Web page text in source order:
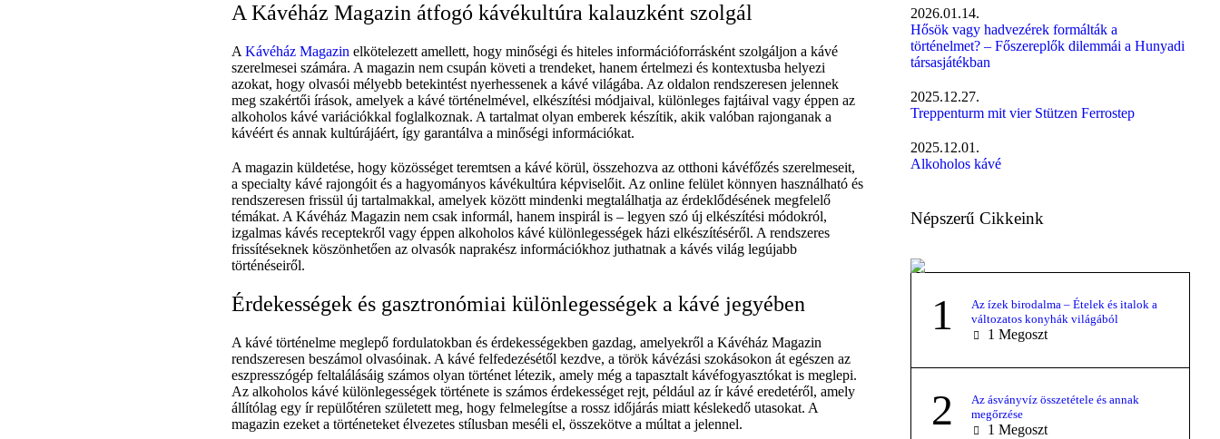
A Kávéház Magazin átfogó kávékultúra kalauzként szolgál
AKávéház Magazin elkötelezett amellett, hogy minőségi és hiteles információforrásként szolgáljon a kávé
szerelmesei számára. A magazin nem csupán követi a trendeket, hanem értelmezi és kontextusba helyezi
azokat, hogy olvasói mélyebb betekintést nyerhessenek a kávé világába. Az oldalon rendszeresen jelennek
meg szakértői írások, amelyek a kávé történelmével, elkészítési módjaival, különleges fajtáival vagy éppen az
alkoholos kávé variációkkal foglalkoznak. A tartalmat olyan emberek készítik, akik valóban rajonganak a
kávéért és annak kultúrájáért, így garantálva a minőségi információkat.
A magazin küldetése, hogy közösséget teremtsen a kávé körül, összehozva az otthoni kávéfőzés szerelmeseit,
a specialty kávé rajongóit és a hagyományos kávékultúra képviselőit. Az online felület könnyen használható és
rendszeresen frissül új tartalmakkal, amelyek között mindenki megtalálhatja az érdeklődésének megfelelő
témákat. A Kávéház Magazin nem csak informál, hanem inspirál is – legyen szó új elkészítési módokról,
izgalmas kávés receptekről vagy éppen alkoholos kávé különlegességek házi elkészítéséről. A rendszeres
frissítéseknek köszönhetően az olvasók naprakész információkhoz juthatnak a kávés világ legújabb
történéseiről.
Érdekességek és gasztronómiai különlegességek a kávé jegyében
A kávé történelme meglepő fordulatokban és érdekességekben gazdag, amelyekről a Kávéház Magazin
rendszeresen beszámol olvasóinak. A kávé felfedezésétől kezdve, a török kávézási szokásokon át egészen az
eszpresszógép feltalálásáig számos olyan történet létezik, amely még a tapasztalt kávéfogyasztókat is meglepi.
Az alkoholos kávé különlegességek története is számos érdekességet rejt, például az ír kávé eredetéről, amely
állítólag egy ír repülőtéren született meg, hogy felmelegítse a rossz időjárás miatt késlekedő utasokat. A
magazin ezeket a történeteket élvezetes stílusban meséli el, összekötve a múltat a jelennel.
2026.01.14.
Hősök vagy hadvezérek formálták a
történelmet? – Főszereplők dilemmái a Hunyadi
társasjátékban
2025.12.27.
Treppenturm mit vier Stützen Ferrostep
2025.12.01.
Alkoholos kávé
Népszerű Cikkeink
1
Az ízek birodalma – Ételek és italok a
változatos konyhák világából
1 Megoszt
2
Az ásványvíz összetétele és annak
megőrzése
1 Megoszt